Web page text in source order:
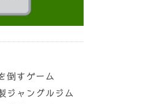
倒すゲーム
ジャングルジム